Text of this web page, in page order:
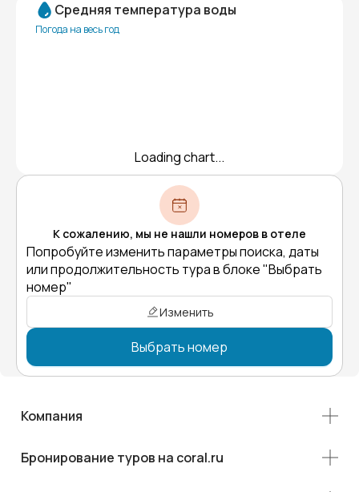
Средняя температура воды
Погода на весь год
Loading chart...
К сожалению, мы не нашли номеров в отеле
Попробуйте изменить параметры поиска, даты
или продолжительность тура в блоке "Выбрать
номер"
Изменить
Выбрать номер
Компания
Бронирование туров на coral.ru